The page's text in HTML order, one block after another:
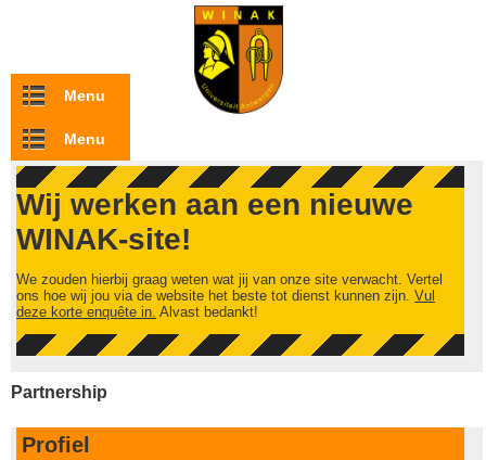
Overslaan en naar de inhoud gaan
Menu
Menu
Wij werken aan een nieuwe
WINAK-site!
We zouden hierbij graag weten wat jij van onze site verwacht. Vertel
ons hoe wij jou via de website het beste tot dienst kunnen zijn. Vul
deze korte enquête in. Alvast bedankt!
Partnership
Profiel